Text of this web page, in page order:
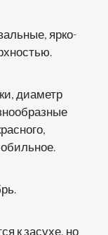
ярко-
диаметр
к засухе, но